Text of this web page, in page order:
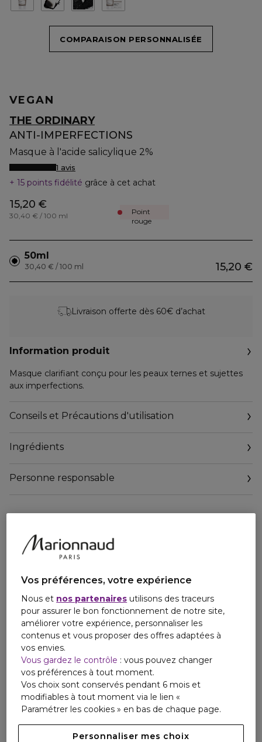
COMPARAISON PERSONNALISÉE
VEGAN
THE ORDINARY
ANTI-IMPERFECTIONS
Masque à l'acide salicylique 2%
1 avis
15 points fidélité grâce à cet achat
15,20 €
30,40 € / 100 ml
Point
rouge
50ml
15,20 €
30,40 € / 100 ml
Livraison offerte dès 60€ d’achat
Information produit
Masque clarifiant conçu pour les peaux ternes et sujettes
aux imperfections.
Conseils et Précautions d'utilisation
Ingrédients
Personne responsable
contactmanufacturer@elcompanies.com
Vos préférences, votre expérience
Nous et nos partenaires utilisons des traceurs
pour assurer le bon fonctionnement de notre site,
améliorer votre expérience, personnaliser les
contenus et vous proposer des offres adaptées à
vos envies.
Vous gardez le contrôle : vous pouvez changer
vos préférences à tout moment.
Vos choix sont conservés pendant 6 mois et
modifiables à tout moment via le lien «
Paramétrer les cookies » en bas de chaque page.
Personnaliser mes choix